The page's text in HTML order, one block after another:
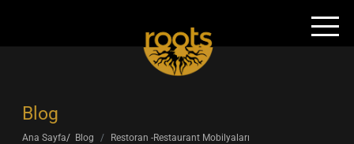
Blog
Ana Sayfa Blog
Restoran -Restaurant Mobilyaları